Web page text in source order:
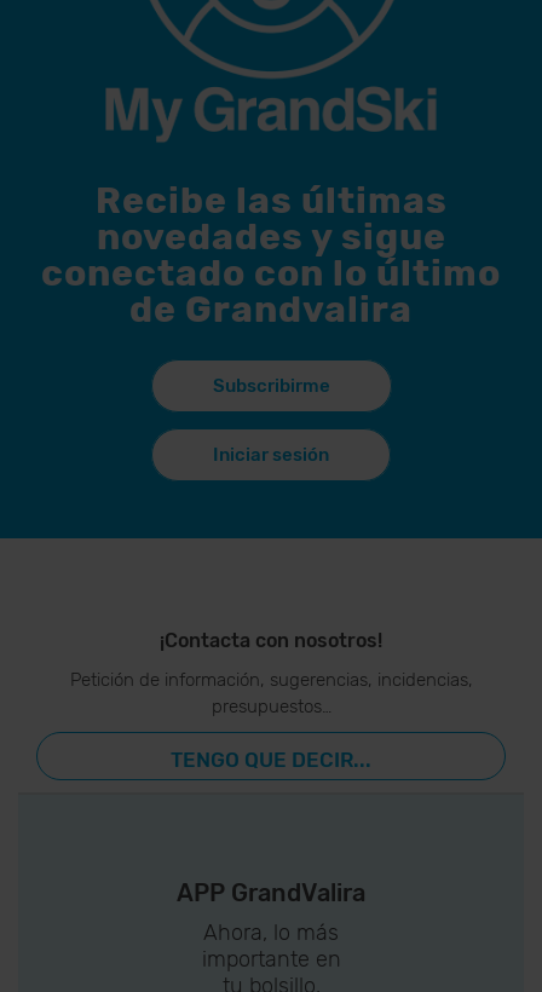
Recibe las últimas
novedades y sigue
conectado con lo último
de Grandvalira
Subscribirme
Iniciar sesión
¡Contacta con nosotros!
Petición de información, sugerencias, incidencias,
presupuestos…
TENGO QUE DECIR...
APP GrandValira
Ahora, lo más
importante en
tu bolsillo.